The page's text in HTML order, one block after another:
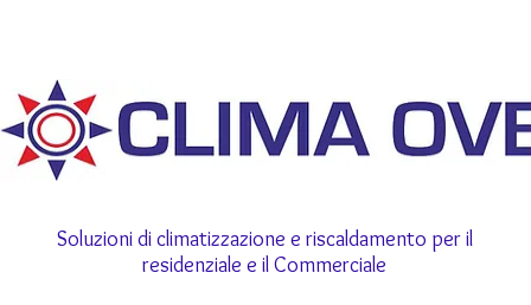
Soluzioni di climatizzazione e riscaldamento per il
residenziale e il Commerciale